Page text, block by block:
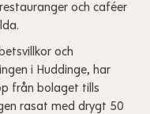
och caféer
och
i Huddinge, har
från bolaget tills
rasat med drygt 50